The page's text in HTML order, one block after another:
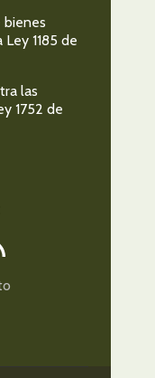
bienes
1185 de
las
1752 de